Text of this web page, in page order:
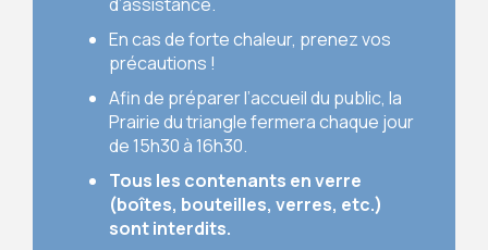
En cas de forte chaleur, prenez vos
précautions !
Afin de préparer l’accueil du public, la
Prairie du triangle fermera chaque jour
de 15h30 à 16h30.
Tous les contenants en verre
(boîtes, bouteilles, verres, etc.)
sont interdits.